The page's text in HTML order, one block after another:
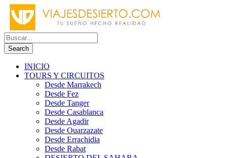
INICIO
TOURS Y CIRCUITOS
Desde Marrakech
Desde Fez
Desde Tanger
Desde Casablanca
Desde Agadir
Desde Ouarzazate
Desde Errachidia
Desde Rabat